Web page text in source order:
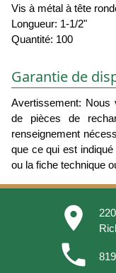
Vis à métal à tête
Longueur: 1-1/2"
Quantité: 100
Garantie de
Avertissement: Nous
de pièces de
renseignement
que ce qui est indiqué
ou la fiche technique
place
phone